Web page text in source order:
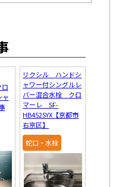
ロ
リクシル ハンドシ
ャワー付シングルレ
バー混合水栓 クロ
マーレ SF-
HB452SYX【京都市
右京区】
蛇口・水栓